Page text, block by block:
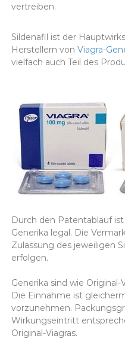
vertreiben.
Sildenafil ist der
Herstellern von Viagra-
vielfach auch Teil des
Durch den Patentablauf
Generika legal. Die
Zulassung des jeweiligen
erfolgen.
Generika sind wie
Die Einnahme ist
vorzunehmen.
Wirkungseintritt
Original-Viagras.